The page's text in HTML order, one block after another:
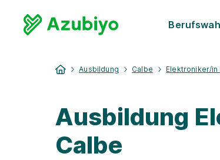
Ausbildung Calbe Elektroniker/
Ausbildung
Calbe